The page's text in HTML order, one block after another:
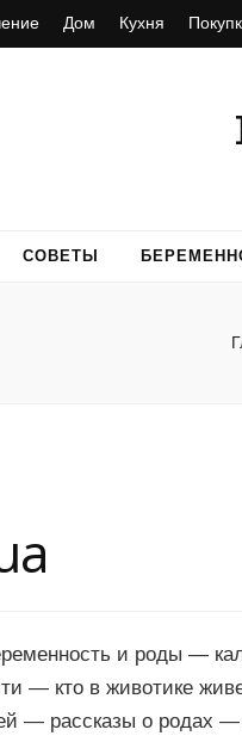
Дом Кухня
СОВЕТЫ
и роды —
— кто в животике
— рассказы о родах